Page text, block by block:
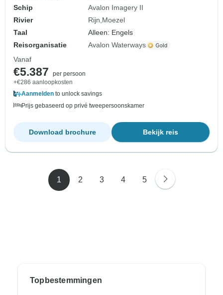
Schip
Avalon Imagery II
Rivier
Rijn Moezel
Taal
Alleen: Engels
Reisorganisatie
Avalon Waterways
Vanaf
€5.387
per persoon
+€286 aanloopkosten
Aanmelden to unlock savings
Prijs gebaseerd op privé tweepersoonskamer
Bekijk reis
Download brochure
1 2 3 4 5
Topbestemmingen